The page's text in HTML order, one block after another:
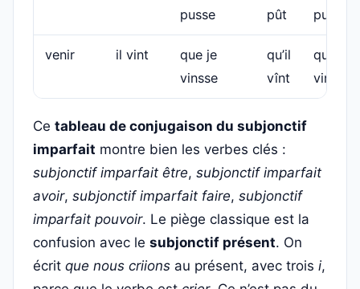
pusse
pût
venir il vint
que je
vinsse
qu’il
vînt
que
Ce tableau de conjugaison du subjonctif
imparfait montre bien les verbes clés :
subjonctif imparfait être, subjonctif imparfait
avoir, subjonctif imparfait faire, subjonctif
imparfait pouvoir. Le piège classique est la
confusion avec le subjonctif présent. On
écrit que nous criions au présent, avec trois i,